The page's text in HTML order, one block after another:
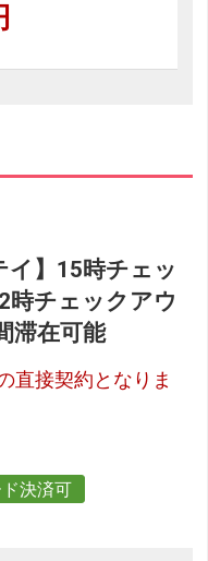
イ】15時チェッ
時チェックアウ
滞在可能
直接契約となりま
決済可